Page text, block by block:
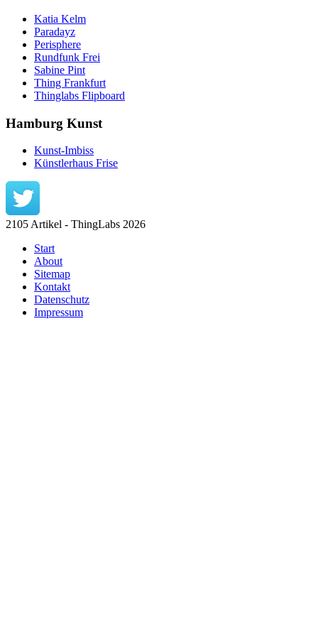
Katia Kelm
Paradayz
Perisphere
Rundfunk Frei
Sabine Pint
Thing Frankfurt
Thinglabs Flipboard
Hamburg Kunst
Kunst-Imbiss
Künstlerhaus Frise
2105 Artikel - ThingLabs 2026
Start
About
Sitemap
Kontakt
Datenschutz
Impressum